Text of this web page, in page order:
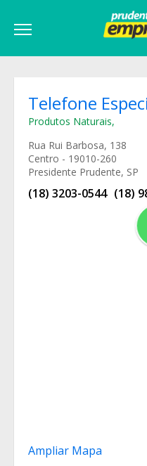
Telefone
Produtos Naturais,
Rua Rui Barbosa, 138
Centro - 19010-260
Presidente Prudente, SP
(18) 3203-0544 (18)
Ampliar Mapa